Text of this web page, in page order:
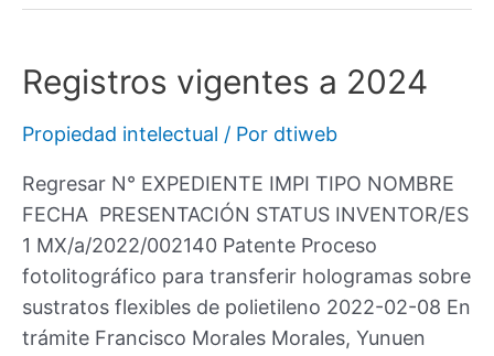
Registros vigentes a 2024
Propiedad intelectual / Por dtiweb
Regresar N° EXPEDIENTE IMPI TIPO NOMBRE
FECHA PRESENTACIÓN STATUS INVENTOR/ES
1 MX/a/2022/002140 Patente Proceso
fotolitográfico para transferir hologramas sobre
sustratos flexibles de polietileno 2022-02-08 En
trámite Francisco Morales Morales, Yunuen